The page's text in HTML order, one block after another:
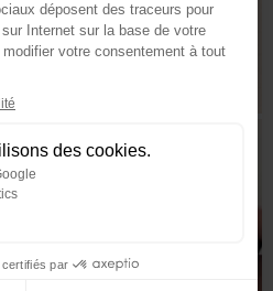
déposent des traceurs pour
Internet sur la base de votre
votre consentement à tout
des cookies.
par
consent
Notre plateforme vous permet